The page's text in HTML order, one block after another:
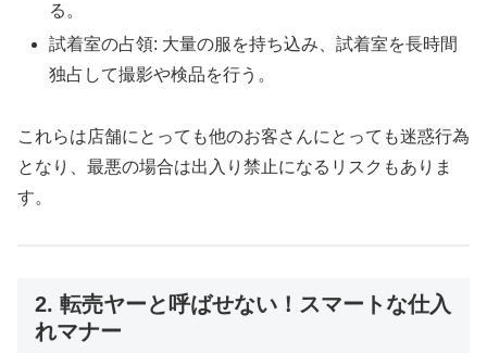
る。
試着室の占領: 大量の服を持ち込み、試着室を長時間
独占して撮影や検品を行う。
これらは店舗にとっても他のお客さんにとっても迷惑行為
となり、最悪の場合は出入り禁止になるリスクもありま
す。
2. 転売ヤーと呼ばせない！スマートな仕入
れマナー